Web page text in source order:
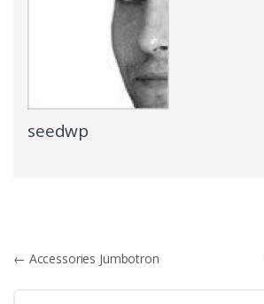
seedwp
Navigare
← Accessories Jumbotron